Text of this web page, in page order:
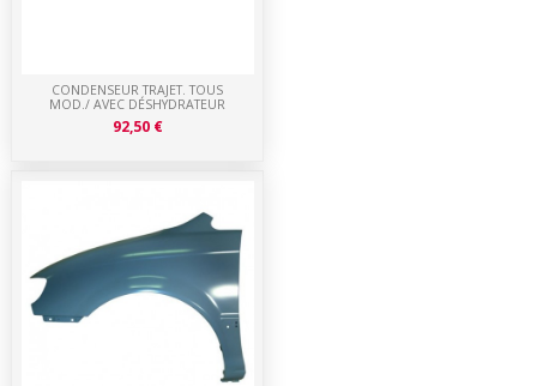
CONDENSEUR TRAJET. TOUS
MOD./ AVEC DÉSHYDRATEUR
92,50 €